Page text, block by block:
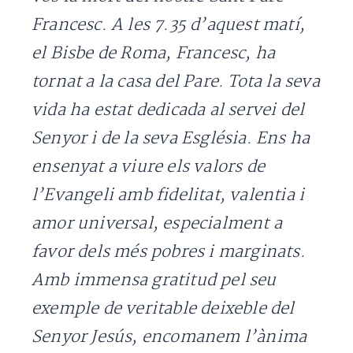
Francesc. A les 7.35 d’aquest matí,
el Bisbe de Roma, Francesc, ha
tornat a la casa del Pare. Tota la seva
vida ha estat dedicada al servei del
Senyor i de la seva Església. Ens ha
ensenyat a viure els valors de
l’Evangeli amb fidelitat, valentia i
amor universal, especialment a
favor dels més pobres i marginats.
Amb immensa gratitud pel seu
exemple de veritable deixeble del
Senyor Jesús, encomanem l’ànima